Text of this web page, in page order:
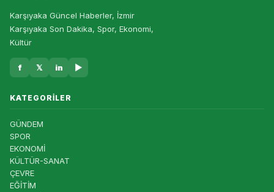
Karşıyaka Güncel Haberler, İzmir
Karşıyaka Son Dakika, Spor, Ekonomi,
Kültür
f 𝕏 in ▶
KATEGORILER
GÜNDEM
SPOR
EKONOMİ
KÜLTÜR-SANAT
ÇEVRE
EĞİTİM